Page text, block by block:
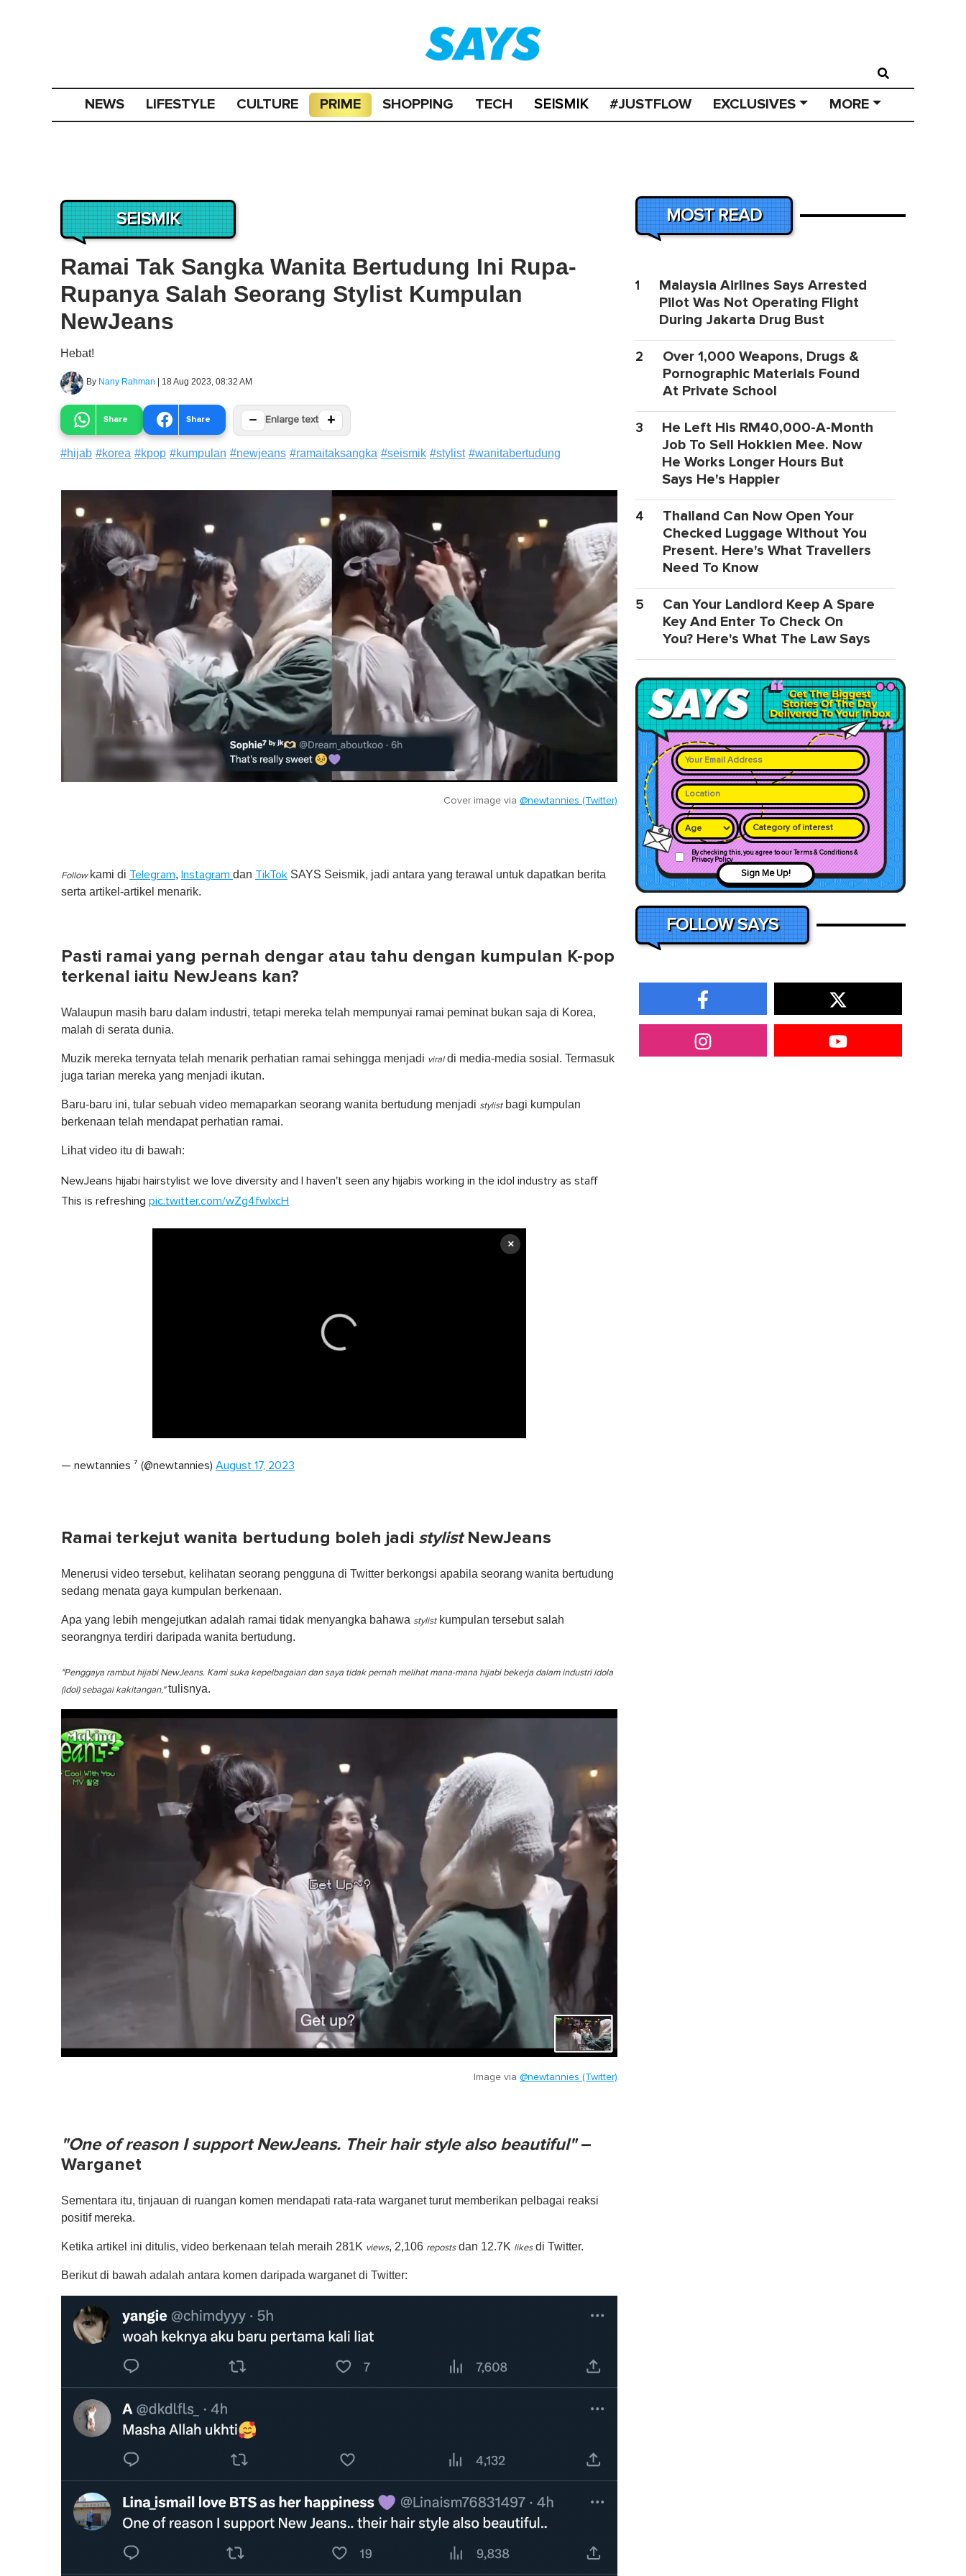
NEWS LIFESTYLE CULTURE PRIME SHOPPING TECH SEISMIK #JUSTFLOW EXCLUSIVES MORE
SEISMIK
Ramai Tak Sangka Wanita Bertudung Ini Rupa-
Rupanya Salah Seorang Stylist Kumpulan
NewJeans
Hebat!
By Nany Rahman | 18 Aug 2023, 08:32 AM
Share Share − Enlarge text +
#hijab #korea #kpop #kumpulan #newjeans #ramaitaksangka #seismik #stylist #wanitabertudung
Cover image via @newtannies (Twitter)
Follow kami di Telegram, Instagram dan TikTok SAYS Seismik, jadi antara yang terawal untuk dapatkan berita
serta artikel-artikel menarik.
Pasti ramai yang pernah dengar atau tahu dengan kumpulan K-pop
terkenal iaitu NewJeans kan?
Walaupun masih baru dalam industri, tetapi mereka telah mempunyai ramai peminat bukan saja di Korea,
malah di serata dunia.
Muzik mereka ternyata telah menarik perhatian ramai sehingga menjadi viraldi media-media sosial. Termasuk
juga tarian mereka yang menjadi ikutan.
Baru-baru ini, tular sebuah video memaparkan seorang wanita bertudung menjadi stylistbagi kumpulan
berkenaan telah mendapat perhatian ramai.
Lihat video itu di bawah:
NewJeans hijabi hairstylist we love diversity and I haven't seen any hijabis working in the idol industry as staff
This is refreshing pic.twitter.com/wZg4fwIxcH
×
of
— newtannies ⁷ (@newtannies) August 17, 2023
Ramai terkejut wanita bertudung boleh jadi stylistNewJeans
Menerusi video tersebut, kelihatan seorang pengguna di Twitter berkongsi apabila seorang wanita bertudung
sedang menata gaya kumpulan berkenaan.
Apa yang lebih mengejutkan adalah ramai tidak menyangka bahawa stylistkumpulan tersebut salah
seorangnya terdiri daripada wanita bertudung.
"Penggaya rambut hijabi NewJeans. Kami suka kepelbagaian dan saya tidak pernah melihat mana-mana hijabi bekerja dalam industri idola
(idol) sebagai kakitangan,"tulisnya.
Image via @newtannies (Twitter)
"One of reason I support NewJeans. Their hair style also beautiful"–
Warganet
Sementara itu, tinjauan di ruangan komen mendapati rata-rata warganet turut memberikan pelbagai reaksi
positif mereka.
Ketika artikel ini ditulis, video berkenaan telah meraih 281K views, 2,106 repostsdan 12.7K likesdi Twitter.
Berikut di bawah adalah antara komen daripada warganet di Twitter:
MOST READ
1
Malaysia Airlines Says Arrested
Pilot Was Not Operating Flight
During Jakarta Drug Bust
2
Over 1,000 Weapons, Drugs &
Pornographic Materials Found
At Private School
3
He Left His RM40,000-A-Month
Job To Sell Hokkien Mee. Now
He Works Longer Hours But
Says He's Happier
4
Thailand Can Now Open Your
Checked Luggage Without You
Present. Here's What Travellers
Need To Know
5
Can Your Landlord Keep A Spare
Key And Enter To Check On
You? Here's What The Law Says
Category of interest
By checking this, you agree to our Terms & Conditions &
Privacy Policy
Sign Me Up!
FOLLOW SAYS